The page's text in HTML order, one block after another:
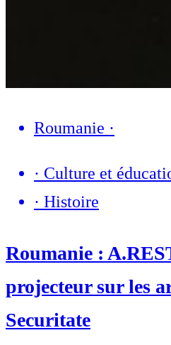
Roumanie ·
· Culture et
· Histoire
Roumanie :
projecteur sur les
Securitate